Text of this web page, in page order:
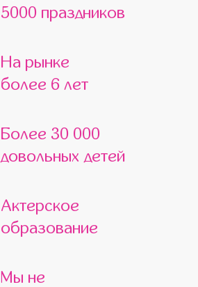
5000 праздников
На рынке
более 6 лет
Более 30 000
довольных детей
Актерское
образование
Мы не